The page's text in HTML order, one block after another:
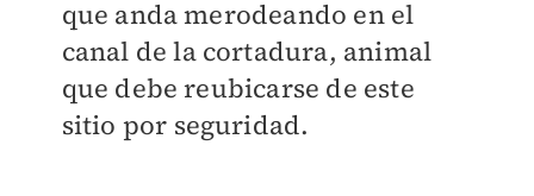
que anda merodeando en el
canal de la cortadura, animal
que debe reubicarse de este
sitio por seguridad.